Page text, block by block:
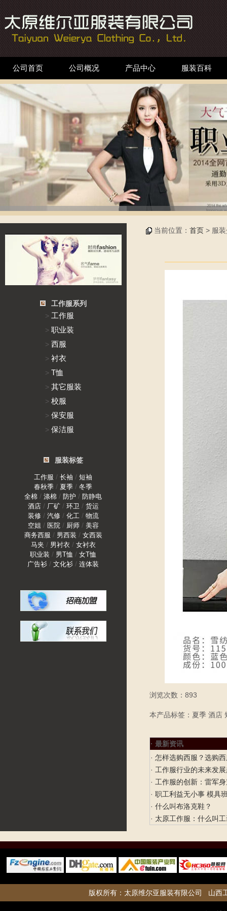
公司首页 公司概况 产品中心 服装百科
工作服系列
> 工作服
> 职业装
> 西服
> 衬衣
> T恤
> 其它服装
> 校服
> 保安服
> 保洁服
服装标签
工作服 /长袖 /短袖
春秋季 / 夏季 /冬季
全棉 /涤棉 /防护 /防静电
酒店 / 厂矿 / 环卫 / 货运
装修 / 汽修 / 化工 / 物流
空姐 / 医院 / 厨师 / 美容
商务西服 / 男西装 / 女西装
马夹 / 男衬衣 / 女衬衣
职业装 / 男T恤 /女T恤
广告衫 /文化衫 /连体装
当前位置： 首页 > 服
浏览次数：893
本产品标签：夏季 酒店
· 最新资讯
· 怎样选购西服？选购
· 工作服行业的未来发
· 工作服的创新：雷军
· 职工利益无小事 模具
· 什么叫布洛克鞋？
· 太原工作服：什么叫
版权所有： 太原维尔亚服装有限公司 山西